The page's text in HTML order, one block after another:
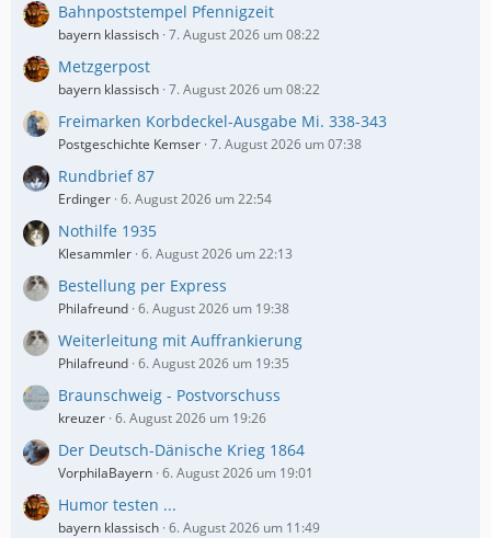
Bahnpoststempel Pfennigzeit
bayern klassisch 7. August 2026 um 08:22
Metzgerpost
bayern klassisch 7. August 2026 um 08:22
Freimarken Korbdeckel-Ausgabe Mi. 338-343
Postgeschichte Kemser 7. August 2026 um 07:38
Rundbrief 87
Erdinger 6. August 2026 um 22:54
Nothilfe 1935
Klesammler 6. August 2026 um 22:13
Bestellung per Express
Philafreund 6. August 2026 um 19:38
Weiterleitung mit Auffrankierung
Philafreund 6. August 2026 um 19:35
Braunschweig - Postvorschuss
kreuzer 6. August 2026 um 19:26
Der Deutsch-Dänische Krieg 1864
VorphilaBayern 6. August 2026 um 19:01
Humor testen ...
bayern klassisch 6. August 2026 um 11:49